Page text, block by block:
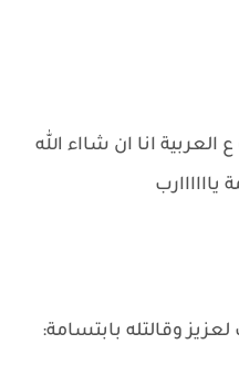
العربية انا ان شااء الله
وقالتله بابتسامة: